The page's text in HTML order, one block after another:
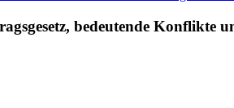
bedeutende Konflikte